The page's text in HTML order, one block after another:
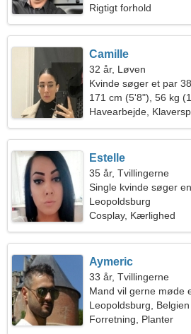
Rigtigt forhold
Camille
32 år, Løven
Kvinde søger et par
171 cm (5'8"), 56 kg
Havearbejde,
Estelle
35 år, Tvillingerne
Single kvinde søger
Leopoldsburg
Cosplay, Kærlighed
Aymeric
33 år, Tvillingerne
Mand vil gerne møde
Leopoldsburg, Belgien
Forretning, Planter